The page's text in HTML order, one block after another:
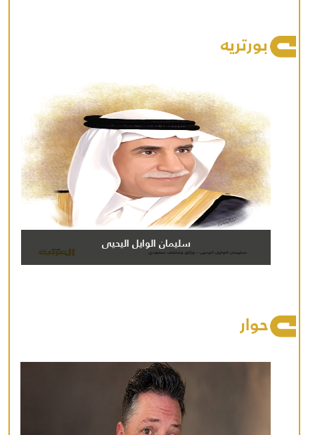
بورتريه
سليمان الوايل اليحيى
حوار